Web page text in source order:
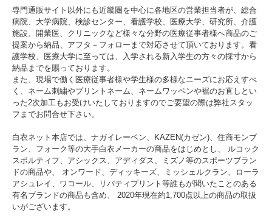
衣。
2025/7/2 オールシーズン快適なニットスクラブ白衣
に、フロントジップタイプが登場。
2025/7/1 性別や年代を問わず、スタイリッシュに着こ
なせるユニセックススクラブ白衣。
2025/6/11 腕の上げ下げや脚の曲げ伸ばし動作がスム
ーズ。スポーティタイプの男女兼用スクラブ白衣で
す。
2025/6/10 明るくはつらつとしたピンクとブルーの女
性用スクラブ白衣。ゆったりシルエット。
2025/6/9 フロントファスナー開きのマタニティスクラ
ブ白衣。
2025/6/6 生地前面にリバティプリントの優しい花柄を
した機能美の高い快適な女性用スクラブ白衣。
2025/5/29 プロファンクション機能を搭載したナガイ
レーベンの男女兼用の前開きスクラブ白衣です。
2025/5/28 Sサイズから6Lサイズ、カラーは９色とお
好みのカラーサイズが見つかりやすい女性用スクラブ
白衣です。
2025/5/27 miffyと動物達を組み合わせたプリント柄ス
クラブ白衣。
2025/5/26 着脱しやすいフロントファスナー開きの女
専門通販サイト以外にも近畿圏を中心に各地区の営業担当者が、総合
病院、大学病院、検診センター、看護学校、医療大学、研究所、介護
施設、開業医、クリニックなど様々な分野の医療従事者様へ商品のご
提案から納品、アフタ－フォローまで対応させて頂いております。看
護学校、医療大学に至っては、入学される新入学生の方々の採寸から
納品までを賜っております。
また、現場で働く医療従事者様や学生様の多様なニーズにお応えすべ
く、ネーム刺繍やプリントネーム、ネームワッペンや裾のお直しとい
った2次加工もお受けいたしておりますのでご要望の際は弊社スタッ
フまでお問合せ下さい。
白衣ネット本店では、ナガイレーベン、KAZEN(カゼン)、住商モンブ
ラン、フォーク等の大手白衣メーカーの商品をはじめとし、 ルコック
スポルティフ、アシックス、アディダス、ミズノ等のスポーツブラン
ドの商品や、 オンワード、ディッキーズ、ミッシェルクラン、ローラ
アシュレイ、ワコール、リバティプリント等誰もが聞いたことのある
有名ブランドの商品も含め、 2020年現在約1,700点以上の商品の取扱
いがございます。